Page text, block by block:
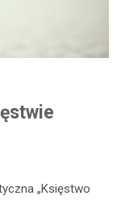
„Księstwo